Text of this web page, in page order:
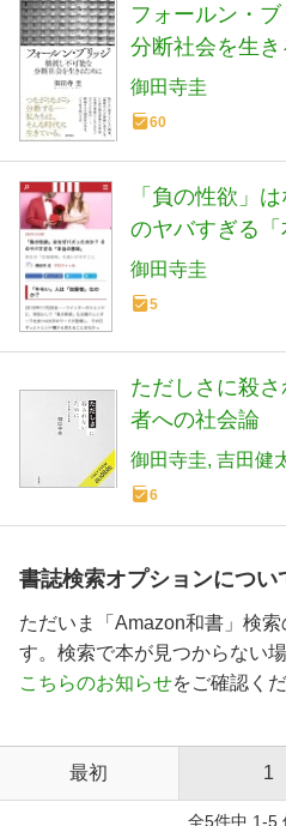
フォールン・
分断社会を生
御田寺圭
60
「負の性欲」
のヤバすぎる「
御田寺圭
5
ただしさに殺
者への社会論
御田寺圭 吉田健
6
書誌検索オプションについ
ただいま「Amazon和書」検
す。検索で本が見つからない
こちらのお知らせをご確認くだ
最初 1
全5件中 1-5